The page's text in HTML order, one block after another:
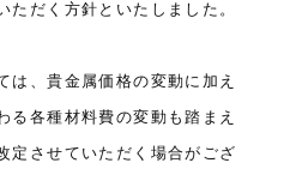
だく方針といたしました。
は、貴金属価格の変動に加え
る各種材料費の変動も踏まえ
定させていただく場合がござ